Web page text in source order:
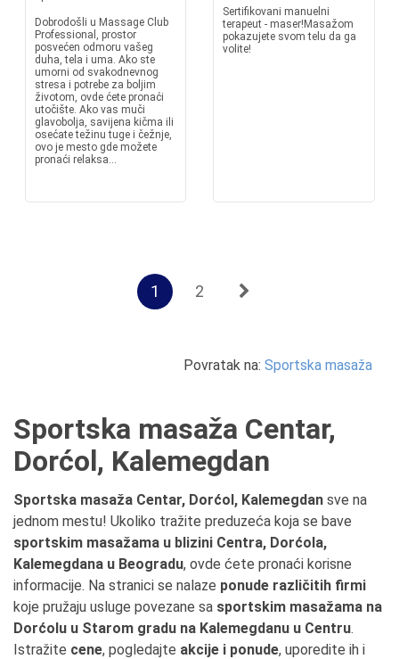
Dobrodošli u Massage Club
Professional, prostor
posvećen odmoru vašeg
duha, tela i uma. Ako ste
umorni od svakodnevnog
stresa i potrebe za boljim
životom, ovde ćete pronaći
utočište. Ako vas muči
glavobolja, savijena kičma ili
osećate težinu tuge i čežnje,
ovo je mesto gde možete
pronaći relaksa...
Sertifikovani manuelni
terapeut - maser!Masažom
pokazujete svom telu da ga
volite!
1 2
Povratak na: Sportska masaža
Sportska masaža Centar,
Dorćol, Kalemegdan
Sportska masaža Centar, Dorćol, Kalemegdan sve na
jednom mestu! Ukoliko tražite preduzeća koja se bave
sportskim masažama u blizini Centra, Dorćola,
Kalemegdana u Beogradu, ovde ćete pronaći korisne
informacije. Na stranici se nalaze ponude različitih firmi
koje pružaju usluge povezane sa sportskim masažama na
Dorćolu u Starom gradu na Kalemegdanu u Centru.
Istražite cene, pogledajte akcije i ponude, uporedite ih i